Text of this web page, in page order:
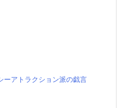
アトラクション派の戯言